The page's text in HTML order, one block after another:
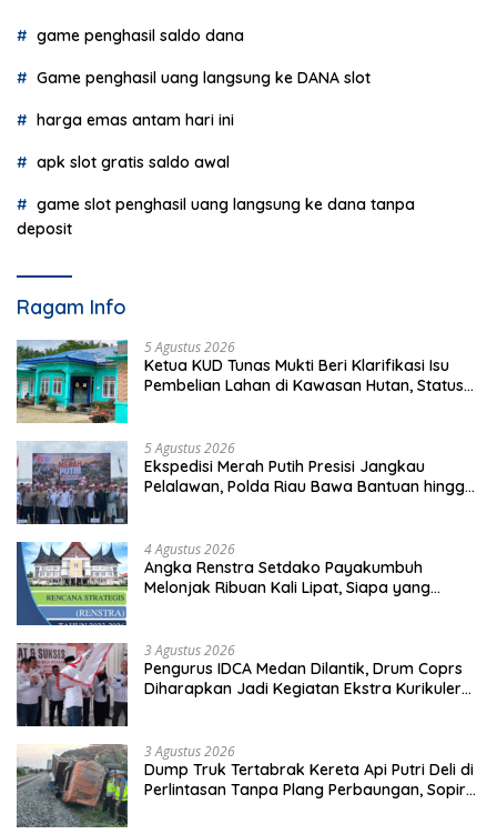
game penghasil saldo dana
Game penghasil uang langsung ke DANA slot
harga emas antam hari ini
apk slot gratis saldo awal
game slot penghasil uang langsung ke dana tanpa
deposit
Ragam Info
5 Agustus 2026
Ketua KUD Tunas Mukti Beri Klarifikasi Isu
Pembelian Lahan di Kawasan Hutan, Status
5 Agustus 2026
Ekspedisi Merah Putih Presisi Jangkau
Pelalawan, Polda Riau Bawa Bantuan hingga
4 Agustus 2026
Angka Renstra Setdako Payakumbuh
Melonjak Ribuan Kali Lipat, Siapa yang
3 Agustus 2026
Pengurus IDCA Medan Dilantik, Drum Coprs
Diharapkan Jadi Kegiatan Ekstra Kurikuler
3 Agustus 2026
Dump Truk Tertabrak Kereta Api Putri Deli di
Perlintasan Tanpa Plang Perbaungan, Sopir